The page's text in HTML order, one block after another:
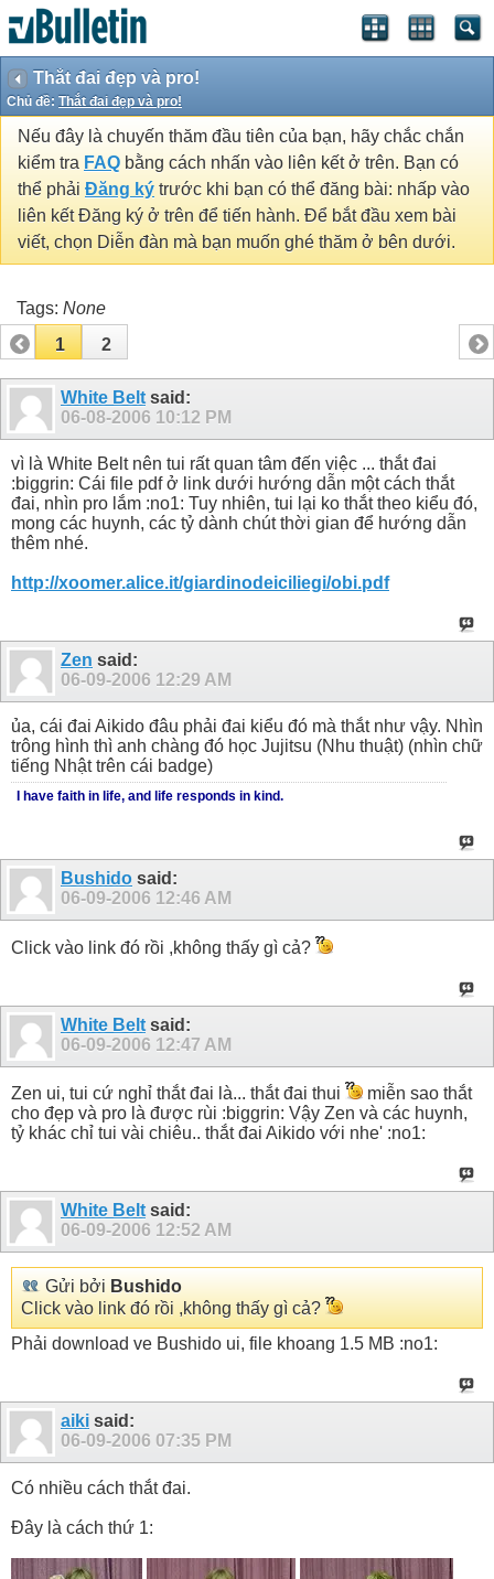
Thắt đai đẹp và pro!
Chủ đề: Thắt đai đẹp và pro!
Nếu đây là chuyến thăm đầu tiên của bạn, hãy chắc chắn
kiểm tra FAQ bằng cách nhấn vào liên kết ở trên. Bạn có
thể phải Đăng ký trước khi bạn có thể đăng bài: nhấp vào
liên kết Đăng ký ở trên để tiến hành. Để bắt đầu xem bài
viết, chọn Diễn đàn mà bạn muốn ghé thăm ở bên dưới.
Tags: None
1
2
White Belt said:
06-08-2006 10:12 PM
vì là White Belt nên tui rất quan tâm đến việc ... thắt đai
:biggrin: Cái file pdf ở link dưới hướng dẫn một cách thắt
đai, nhìn pro lắm :no1: Tuy nhiên, tui lại ko thắt theo kiểu đó,
mong các huynh, các tỷ dành chút thời gian để hướng dẫn
thêm nhé.
http://xoomer.alice.it/giardinodeiciliegi/obi.pdf
Zen said:
06-09-2006 12:29 AM
ủa, cái đai Aikido đâu phải đai kiểu đó mà thắt như vậy. Nhìn
trông hình thì anh chàng đó học Jujitsu (Nhu thuật) (nhìn chữ
tiếng Nhật trên cái badge)
I have faith in life, and life responds in kind.
Bushido said:
06-09-2006 12:46 AM
Click vào link đó rồi ,không thấy gì cả?
White Belt said:
06-09-2006 12:47 AM
Zen ui, tui cứ nghỉ thắt đai là... thắt đai thui
miễn sao thắt
cho đẹp và pro là được rùi :biggrin: Vậy Zen và các huynh,
tỷ khác chỉ tui vài chiêu.. thắt đai Aikido với nhe' :no1:
White Belt said:
06-09-2006 12:52 AM
Gửi bởi Bushido
Click vào link đó rồi ,không thấy gì cả?
Phải download ve Bushido ui, file khoang 1.5 MB :no1:
aiki said:
06-09-2006 07:35 PM
Có nhiều cách thắt đai.
Đây là cách thứ 1: